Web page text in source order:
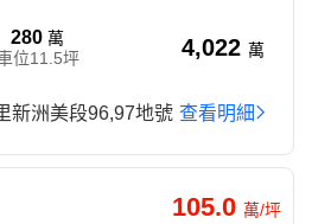
280萬
位11.5坪
4,022 萬
新洲美段96,97地號 查看明細
105.0 萬/坪